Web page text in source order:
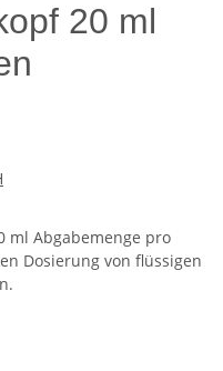
20 ml
ml Abgabemenge pro
Dosierung von flüssigen